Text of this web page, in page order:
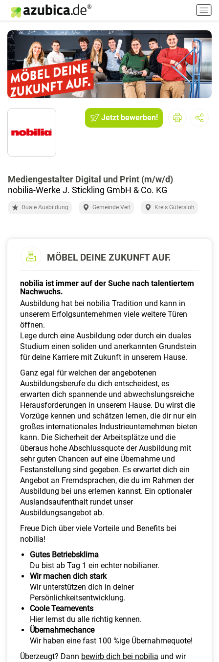
H
a
u
p
t
m
e
n
ü
i
Jetzt bewerben!
Mediengestalter Digital und Print (m/w/d)
nobilia-Werke J. Stickling GmbH & Co. KG
Duale Ausbildung Gemeinde Verl Kreis Gütersloh
MÖBEL DEINE ZUKUNFT AUF.
nobilia ist immer auf der Suche nach talentiertem
Nachwuchs.
Ausbildung hat bei nobilia Tradition und kann in
unserem Erfolgsunternehmen viele weitere Türen
öffnen.
Lege durch eine Ausbildung oder durch ein duales
Studium einen soliden und anerkannten Grundstein
für deine Karriere mit Zukunft in unserem Hause.
Ganz egal für welchen der angebotenen
Ausbildungsberufe du dich entscheidest, es
erwarten dich spannende und abwechslungsreiche
Herausforderungen in unserem Hause. Du wirst die
Vorzüge kennen und schätzen lernen, die dir nur ein
großes internationales Industrieunternehmen bieten
kann. Die Sicherheit der Arbeitsplätze und die
überaus hohe Abschlussquote der Ausbildung mit
sehr guten Chancen auf eine Übernahme und
Festanstellung sind gegeben. Es erwartet dich ein
Angebot an Fremdsprachen, die du im Rahmen der
Ausbildung bei uns erlernen kannst. Ein optionaler
Auslandsaufenthalt rundet unser
Ausbildungsangebot ab.
Freue Dich über viele Vorteile und Benefits bei
nobilia!
Gutes Betriebsklima
Du bist ab Tag 1 ein echter nobilianer.
Wir machen dich stark
Wir unterstützen dich in deiner
Persönlichkeitsentwicklung.
Coole Teamevents
Hier lernst du alle richtig kennen.
Übernahmechance
Wir haben eine fast 100 %ige Übernahmequote!
Überzeugt? Dann bewirb dich bei nobilia und wir